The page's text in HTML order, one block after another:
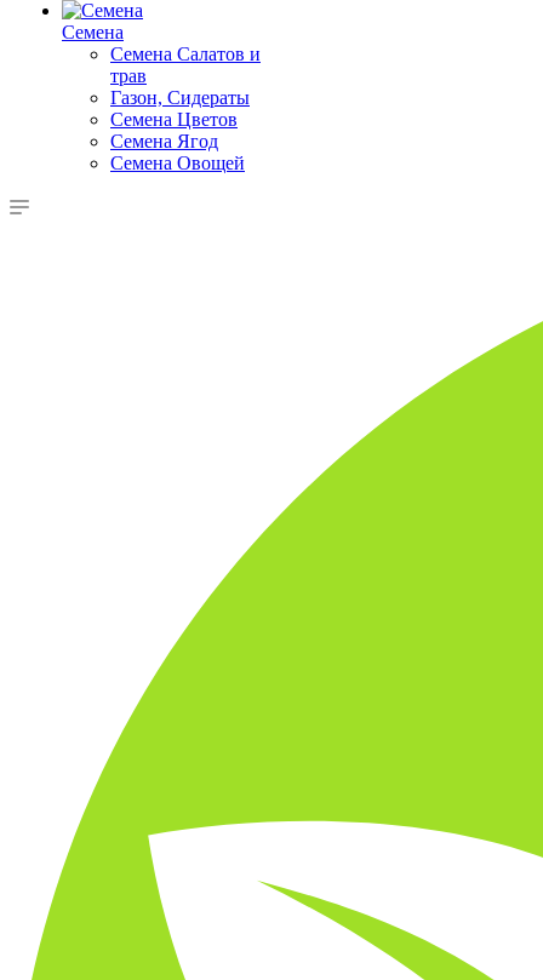
Семена
Семена Салатов и
трав
Газон, Сидераты
Семена Цветов
Семена Ягод
Семена Овощей